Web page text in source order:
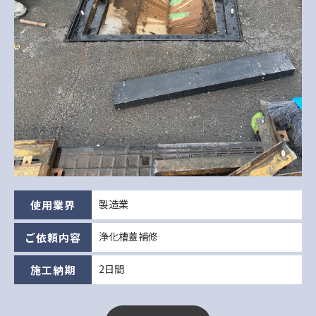
使用業界 製造業
ご依頼内容 浄化槽蓋補修
施工納期 2日間